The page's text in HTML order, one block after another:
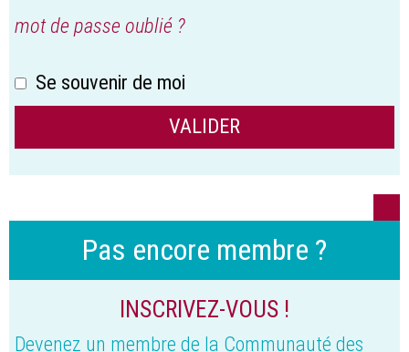
mot de passe oublié ?
Se souvenir de moi
Pas encore membre ?
INSCRIVEZ-VOUS !
Devenez un membre de la Communauté des